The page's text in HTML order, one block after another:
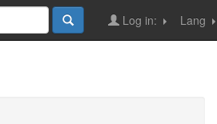
Lang
Log in: